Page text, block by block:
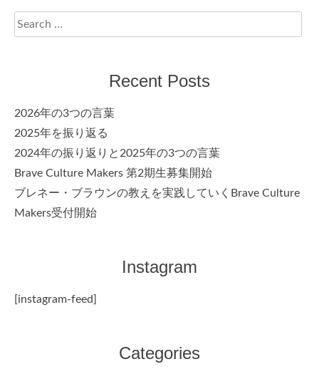
Search
for:
Recent Posts
2026年の3つの言葉
2025年を振り返る
2024年の振り返りと2025年の3つの言葉
Brave Culture Makers 第2期生募集開始
ブレネー・ブラウンの教えを実践していくBrave Culture
Makers受付開始
Instagram
[instagram-feed]
Categories